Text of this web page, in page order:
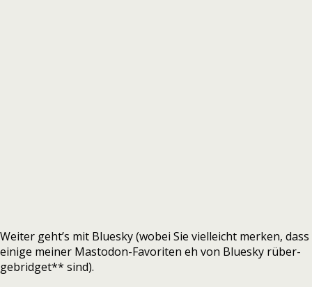
Weiter geht’s mit Bluesky (wobei Sie vielleicht merken, dass
einige meiner Mastodon-Favoriten eh von Bluesky rüber-
gebridget** sind).